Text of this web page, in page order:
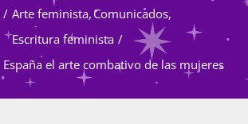
Programas
de la violencia de género
Arte feminista Comunicados
Escritura feminista
España el arte combativo de las mujeres